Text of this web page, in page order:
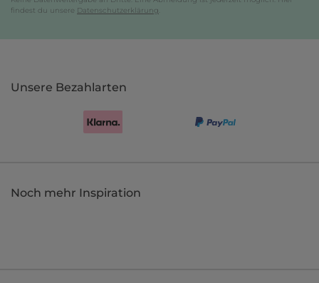
findest du unsere Datenschutzerklärung
Unsere Bezahlarten
Noch mehr Inspiration